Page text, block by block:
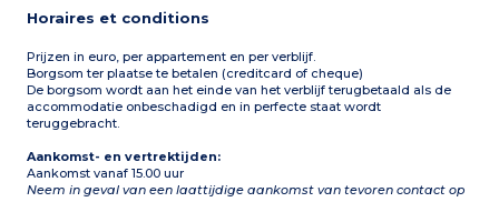
Max. capaciteit 6
Horaires et conditions
Prijzen in euro, per appartement en per verblijf.
Borgsom ter plaatse te betalen (creditcard of cheque)
De borgsom wordt aan het einde van het verblijf terugbetaald als de
accommodatie onbeschadigd en in perfecte staat wordt
teruggebracht.
Aankomst- en vertrektijden:
Aankomst vanaf 15.00 uur
Neem in geval van een laattijdige aankomst van tevoren contact op